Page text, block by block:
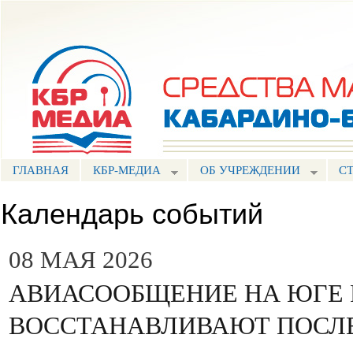
ГЛАВНАЯ КБР-МЕДИА ОБ УЧРЕЖДЕНИИ
Календарь событий
08 МАЯ 2026
АВИАСООБЩЕНИЕ НА ЮГЕ
ВОССТАНАВЛИВАЮТ